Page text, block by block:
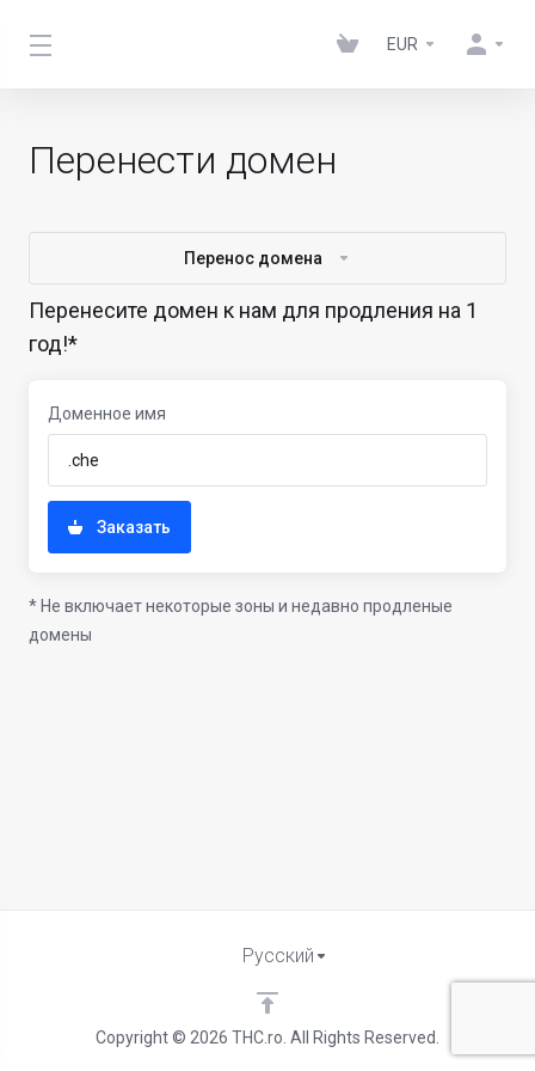
EUR
Перенести домен
Перенос домена
Перенесите домен к нам для продления на 1
год!*
Доменное имя
Заказать
* Не включает некоторые зоны и недавно продленые
домены
Copyright © 2026 THC.ro. All Rights Reserved.
Русский